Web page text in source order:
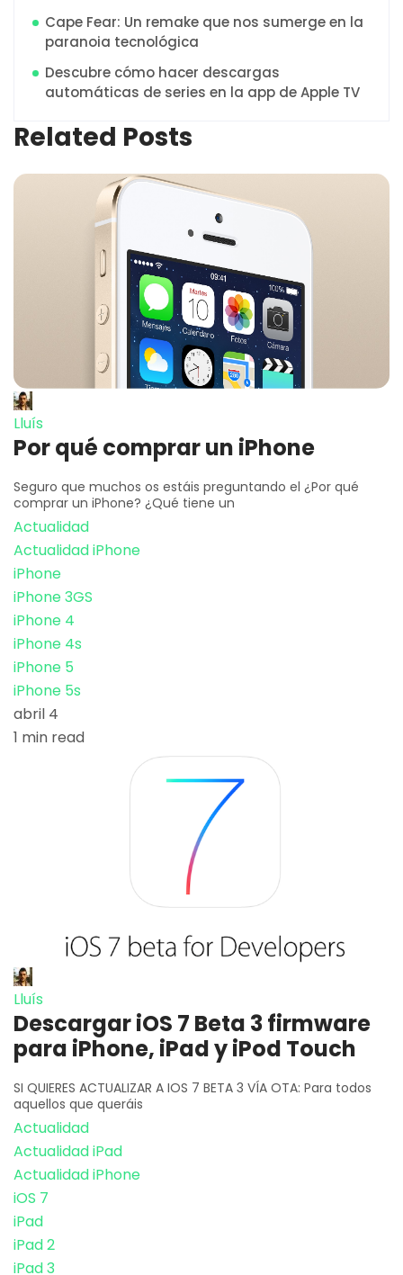
Cape Fear: Un remake que nos sumerge en la
paranoia tecnológica
Descubre cómo hacer descargas
automáticas de series en la app de Apple TV
Related Posts
Lluís
Por qué comprar un iPhone
Seguro que muchos os estáis preguntando el ¿Por qué
comprar un iPhone? ¿Qué tiene un
Actualidad
Actualidad iPhone
iPhone
iPhone 3GS
iPhone 4
iPhone 4s
iPhone 5
iPhone 5s
abril 4
1 min read
Lluís
Descargar iOS 7 Beta 3 firmware
para iPhone, iPad y iPod Touch
SI QUIERES ACTUALIZAR A IOS 7 BETA 3 VÍA OTA: Para todos
aquellos que queráis
Actualidad
Actualidad iPad
Actualidad iPhone
iOS 7
iPad
iPad 2
iPad 3